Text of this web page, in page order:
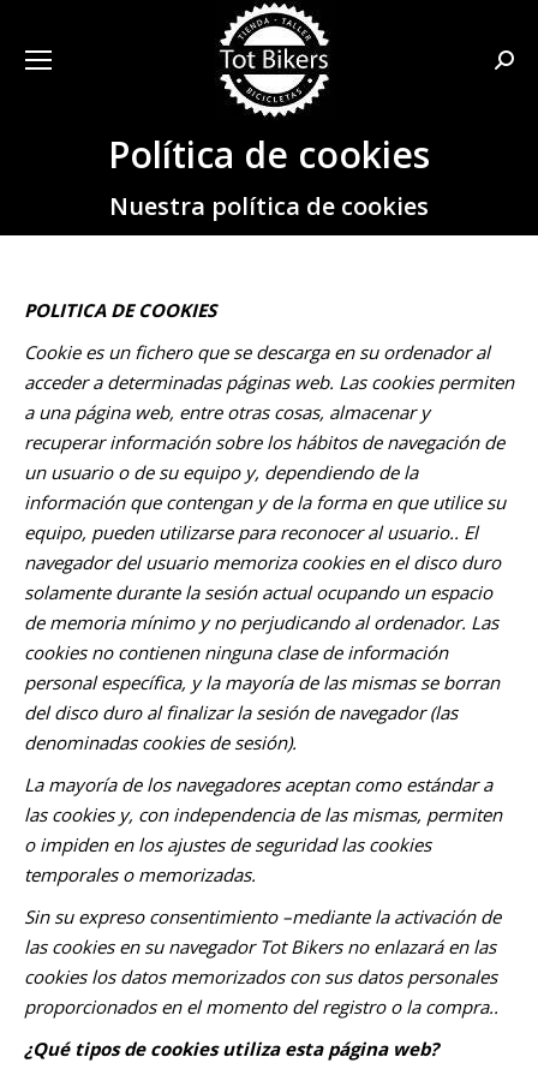
Política de cookies
Nuestra política de cookies
POLITICA DE COOKIES
Cookie es un fichero que se descarga en su ordenador al
acceder a determinadas páginas web. Las cookies permiten
a una página web, entre otras cosas, almacenar y
recuperar información sobre los hábitos de navegación de
un usuario o de su equipo y, dependiendo de la
información que contengan y de la forma en que utilice su
equipo, pueden utilizarse para reconocer al usuario.. El
navegador del usuario memoriza cookies en el disco duro
solamente durante la sesión actual ocupando un espacio
de memoria mínimo y no perjudicando al ordenador. Las
cookies no contienen ninguna clase de información
personal específica, y la mayoría de las mismas se borran
del disco duro al finalizar la sesión de navegador (las
denominadas cookies de sesión).
La mayoría de los navegadores aceptan como estándar a
las cookies y, con independencia de las mismas, permiten
o impiden en los ajustes de seguridad las cookies
temporales o memorizadas.
Sin su expreso consentimiento –mediante la activación de
las cookies en su navegador Tot Bikers no enlazará en las
cookies los datos memorizados con sus datos personales
proporcionados en el momento del registro o la compra..
¿Qué tipos de cookies utiliza esta página web?